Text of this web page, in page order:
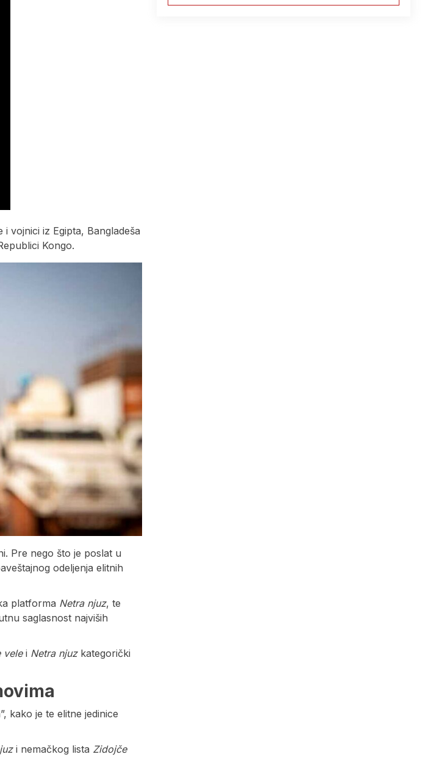
vojnici iz Egipta, Bangladeša
Kongo.
Pre nego što je poslat u
odeljenja elitnih
platforma Netra njuz, te
saglasnost najviših
velei Netra njuzkategorički
kako je te elitne jedinice
i nemačkog lista Zidojče